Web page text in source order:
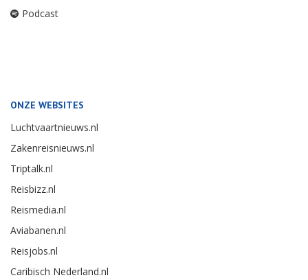
Podcast
ONZE WEBSITES
Luchtvaartnieuws.nl
Zakenreisnieuws.nl
Triptalk.nl
Reisbizz.nl
Reismedia.nl
Aviabanen.nl
Reisjobs.nl
Caribisch Nederland.nl